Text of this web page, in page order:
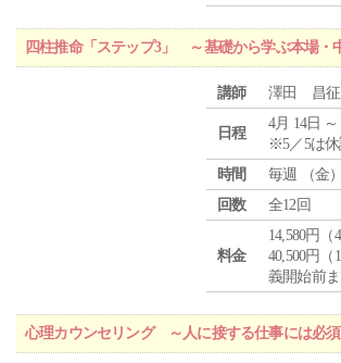
四柱推命「ステップ3」 ～基礎から学ぶ本場・
講師 澤田 昌征
日程
4月 14日 ～
※5／5は休
時間
毎週 （金
回数
全12回
料金
14,580円
40,500円
義開始前ま
心理カウンセリング ～人に接する仕事には必